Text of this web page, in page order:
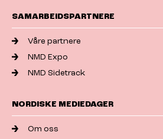
SAMARBEIDSPARTNERE
Våre partnere
NMD Expo
NMD Sidetrack
NORDISKE MEDIEDAGER
Om oss